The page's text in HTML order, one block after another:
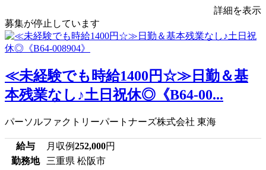
詳細を表示
募集が停止しています
≪未経験でも時給1400円☆≫日勤＆基
本残業なし♪土日祝休◎《B64-00...
パーソルファクトリーパートナーズ株式会社 東海
給与 月収例252,000円
勤務地
三重県 松阪市